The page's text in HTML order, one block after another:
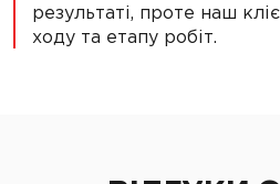
результаті, проте наш
ходу та етапу робіт.